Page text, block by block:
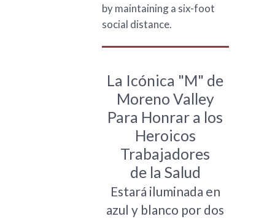
by maintaining a six-foot
social distance.
La Icónica "M" de
Moreno Valley
Para Honrar a los
Heroicos
Trabajadores
de la Salud
Estará iluminada en
azul y blanco por dos